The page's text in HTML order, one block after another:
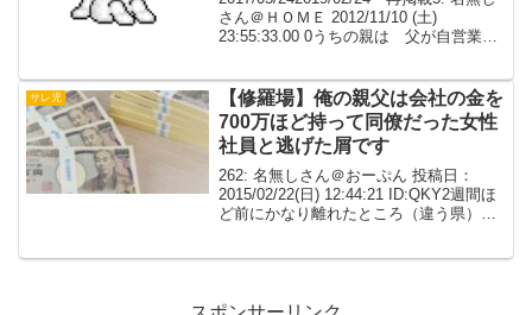
さん＠ＨＯＭＥ 2012/11/10 (土)
23:55:33.00 0うちの親は 父が自営業
の父が女性A...
サレ児
【修羅場】俺の親父は会社の金を
700万ほど持って同僚だった女性
社員と逃げた屑です
262: 名無しさん＠おーぷん 投稿日：
2015/02/22(日) 12:44:21 ID:QKY2週間ほ
ど前にかなり離れたところ（違う県）の